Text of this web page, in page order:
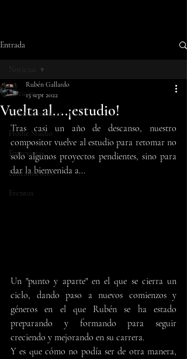
Entrada
Noticias
Últimas noticias
Home Studio
Entrevistas
Lanzamientos
Eventos
Noticias
Vuelta al....¡estudio!
Rubén Gallardo
15 sept 2022
Tras casi un año de descanso, nuestro
compositor vuelve al estudio para retomar no
solo algunos proyectos pendientes, sino para
dar la bienvenida a...
Un "punto y aparte" en el que se cierra un
ciclo, dando paso a nuevos comienzos y
géneros en el que Rubén se ha estado
preparando y formando para seguir
creciendo y mejorando en su carrera.
Y es que cómo no podía ser de otra manera,